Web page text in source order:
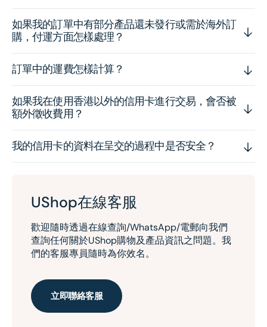
如果我的訂單中有部分產品還未發行或需於海外訂
購，付運方面怎樣處理？
訂單中的運費怎樣計算？
如果我在使用香港以外的信用卡進行交易，會否被
額外徵收費用？
我的信用卡的資料在呈交的過程中是否安全？
UShop在線客服
歡迎隨時透過在線查詢/WhatsApp/電郵向我們
查詢任何關於UShop購物及產品資訊之問題。我
們的客服專員隨時為你效名。
立即聯絡客服